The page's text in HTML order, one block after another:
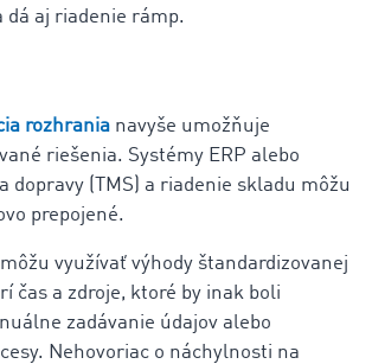
dá aj riadenie rámp.
rozhrania navyše umožňuje
riešenia. Systémy ERP alebo
dopravy (TMS) a riadenie skladu môžu
prepojené.
využívať výhody štandardizovanej
čas a zdroje, ktoré by inak boli
zadávanie údajov alebo
Nehovoriac o náchylnosti na